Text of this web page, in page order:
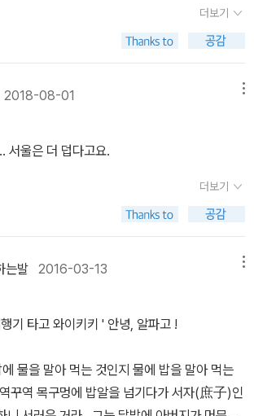
인의 삶이 우리에게 많은 모범이 되고 우리가
볼까. 연의는 의적(의로운 도적)이야기를 들어
들을 혼내주고 재물을 빼앗아 약하고 힘없는
들의 이야기. 서양에는 로빈 후드. 우리 나라에
인 의적들이야. 니콜라오 성인과 의적들은 모
자신의 것을 나누는 반면, 의적들은 다른 사람의
은 행동(선행)을 위해 다른 사람의 물건을 빼
운 행동이라고 할 수 있을까? 연의가 이 점에
면 좋겠어. 한 가지 더. 책에서 처럼 산타클로
우스인 것은 사실이지만, 오늘날 우리에게 친
얀 턱수염의 뚱뚱한 할아버지의 모습의 이미
사실 코카콜라(Coca Cola) 때문이야. 시원한
는 아래 자료로 보면 좋을 것 같아. 어쩌면, 산
충격적(?)인 사실만큼 새롭게 느껴질 수도 있
은 알고 있던 내용과 대동소이하였다.도입부 홍
여홍길동의 아버지 홍판서가 태몽을 꾼 후 부인
절당하자지나가던 하녀를 범하는 부분은 그 당
이 자행되었는지를 보여줘 좀 씁쓸하였다.그
길동이아버지를 아버지라 형을 형이라 부르지
은신분사회를 꼭 짚어 비판하는 부분이다.<토
던 줄거리와 사뭇 달라 새로웠다.알고 있던 내
부터 도망쳐 산속으로 깡총깡총 사라지는 장면
후로 더 많은 이야기가 남아 있었다.토끼의 간
주부는 얼음섬에 귀향을 가게 되고토끼는 다
번의 위기를 맞게 된다.이번에도 토끼는 재치
갈 수 있을런지...지금까지 알고 있던 내용은 초
니...토끼가 별주부에게 속아 잡혀와 용왕 앞에
끼전의 주제이다.목숨이란 것은 세상 누구에게
인데 어찌하여 병들어 죽어 가는 용왕을 살리
토끼가 죽어야 하느냐?맞는 말이라고 생각한
단 하나뿐인데 누구의 생명은 귀하고 누구의
더보기
2018-08-01
서울은 더 덥다고요.
더보기
는발 2016-03-13
물을 말아 먹는 것인지 물에 밥을 말아 먹는
꾸역 목구멍에 밥알을 넘기다가 서자(庶子)인